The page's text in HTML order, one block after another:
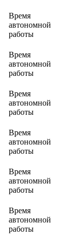
Время
автономной
работы
Время
автономной
работы
Время
автономной
работы
Время
автономной
работы
Время
автономной
работы
Время
автономной
работы